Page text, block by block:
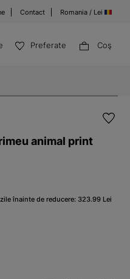
Contact Romania / Lei
Preferate Coş
animal print
înainte de reducere: 323.99 Lei